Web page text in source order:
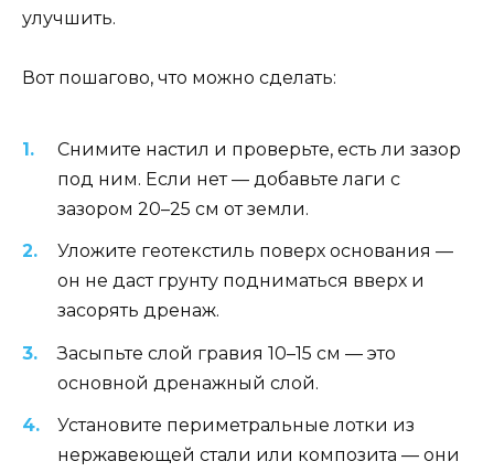
улучшить.
Вот пошагово, что можно сделать:
Снимите настил и проверьте, есть ли зазор
под ним. Если нет — добавьте лаги с
зазором 20–25 см от земли.
Уложите геотекстиль поверх основания —
он не даст грунту подниматься вверх и
засорять дренаж.
Засыпьте слой гравия 10–15 см — это
основной дренажный слой.
Установите периметральные лотки из
нержавеющей стали или композита — они